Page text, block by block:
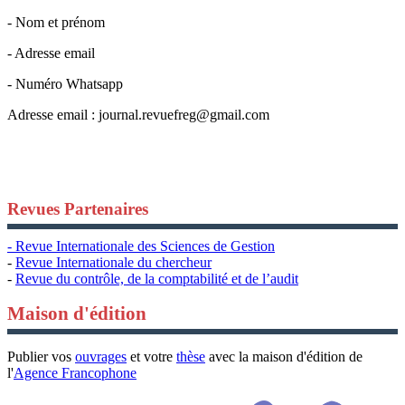
- Nom et prénom
- Adresse email
- Numéro Whatsapp
Adresse email : journal.revuefreg@gmail.com
Revues Partenaires
- Revue Internationale des Sciences de Gestion
- Revue Internationale du chercheur
- Revue du contrôle, de la comptabilité et de l’audit
Maison d'édition
Publier vos ouvrages et votre thèse avec la maison d'édition de
l'Agence Francophone